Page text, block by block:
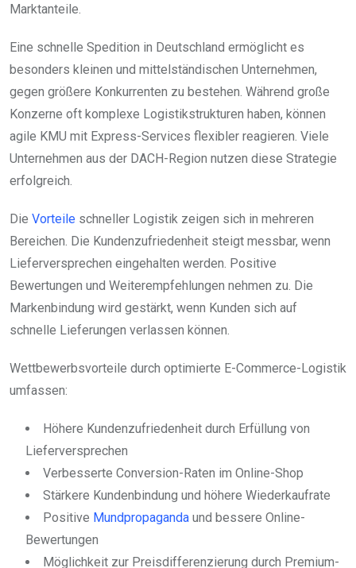
Marktanteile.
Eine schnelle Spedition in Deutschland ermöglicht es
besonders kleinen und mittelständischen Unternehmen,
gegen größere Konkurrenten zu bestehen. Während große
Konzerne oft komplexe Logistikstrukturen haben, können
agile KMU mit Express-Services flexibler reagieren. Viele
Unternehmen aus der DACH-Region nutzen diese Strategie
erfolgreich.
Die Vorteile schneller Logistik zeigen sich in mehreren
Bereichen. Die Kundenzufriedenheit steigt messbar, wenn
Lieferversprechen eingehalten werden. Positive
Bewertungen und Weiterempfehlungen nehmen zu. Die
Markenbindung wird gestärkt, wenn Kunden sich auf
schnelle Lieferungen verlassen können.
Wettbewerbsvorteile durch optimierte E-Commerce-Logistik
umfassen:
Höhere Kundenzufriedenheit durch Erfüllung von
Lieferversprechen
Verbesserte Conversion-Raten im Online-Shop
Stärkere Kundenbindung und höhere Wiederkaufrate
Positive Mundpropaganda und bessere Online-
Bewertungen
Möglichkeit zur Preisdifferenzierung durch Premium-